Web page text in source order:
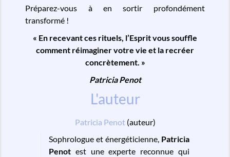
Préparez-vous à en sortir profondément
transformé !
« En recevant ces rituels, l’Esprit vous souffle
comment réimaginer votre vie et la recréer
concrètement. »
Patricia Penot
L'auteur
Patricia Penot(auteur)
Sophrologue et énergéticienne, Patricia
Penot est une experte reconnue qui